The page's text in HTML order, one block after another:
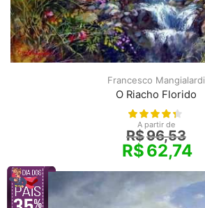
Francesco Mangialardi
O Riacho Florido
A partir de
R$96,53
R$62,74